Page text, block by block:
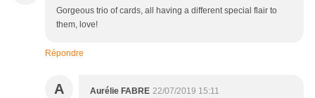
Gorgeous trio of cards, all having a different special flair to
them, love!
Répondre
A Aurélie FABRE 22/07/2019 15:11